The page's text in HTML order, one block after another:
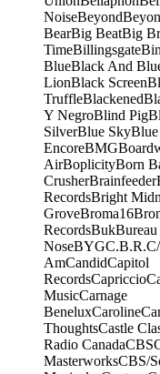
NoiseBeyond
BearBig BeatBig
TimeBillingsgate
BlueBlack And
LionBlack Screen
TruffleBlackened
Y NegroBlind Pig
SilverBlue Sky
EncoreBMG
AirBoplicityBorn
CrusherBrainfeeder
RecordsBright
GroveBroma16
RecordsBuk
NoseBYGC.B.R.
AmCandidCapitol
RecordsCapriccio
MusicCarnage
BeneluxCaroline
ThoughtsCastle
Radio CanadaCBS
MasterworksCBS/